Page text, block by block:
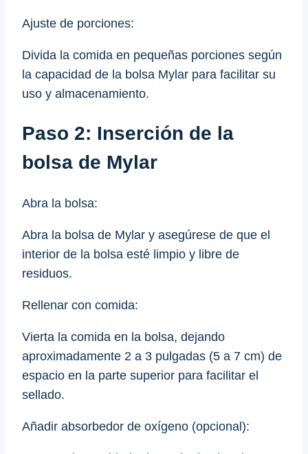
Ajuste de porciones:
Divida la comida en pequeñas porciones según
la capacidad de la bolsa Mylar para facilitar su
uso y almacenamiento.
Paso 2: Inserción de la
bolsa de Mylar
Abra la bolsa:
Abra la bolsa de Mylar y asegúrese de que el
interior de la bolsa esté limpio y libre de
residuos.
Rellenar con comida:
Vierta la comida en la bolsa, dejando
aproximadamente 2 a 3 pulgadas (5 a 7 cm) de
espacio en la parte superior para facilitar el
sellado.
Añadir absorbedor de oxígeno (opcional):